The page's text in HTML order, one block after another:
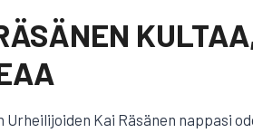
Urheilijoiden Kai Räsänen nappasi